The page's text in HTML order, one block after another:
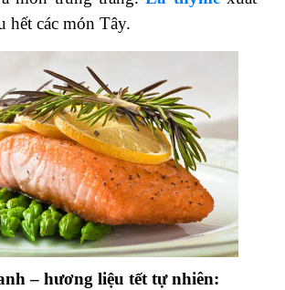
hết các món Tây.
– hương liệu tết tự nhiên: